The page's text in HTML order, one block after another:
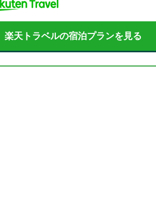
楽天トラベルの宿泊プランを見る